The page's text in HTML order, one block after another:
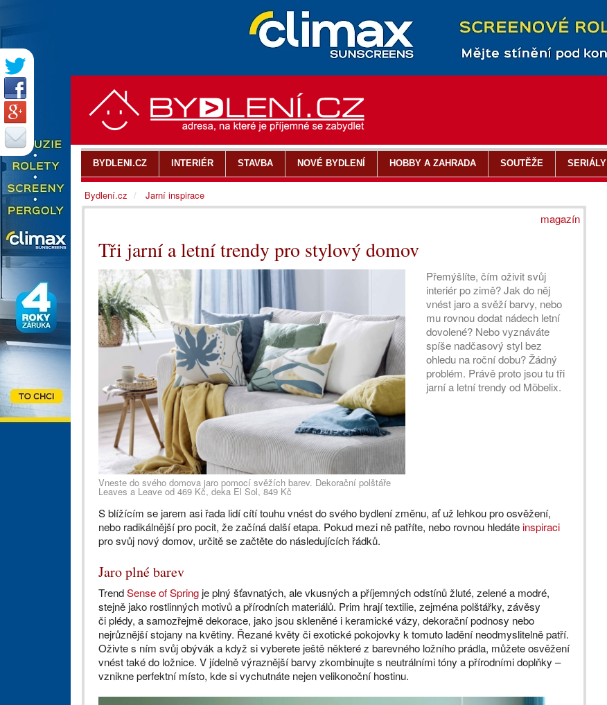
magazín
Tři jarní a letní trendy pro stylový domov
Vneste do svého domova jaro pomocí svěžích barev. Dekorační polštáře
Leaves a Leave od 469 Kč, deka El Sol, 849 Kč
Přemýšlíte, čím oživit svůj
interiér po zimě? Jak do něj
vnést jaro a svěží barvy, nebo
mu rovnou dodat nádech letní
dovolené? Nebo vyznáváte
spíše nadčasový styl bez
ohledu na roční dobu? Žádný
problém. Právě proto jsou tu tři
jarní a letní trendy od Möbelix.
S blížícím se jarem asi řada lidí cítí touhu vnést do svého bydlení změnu, ať už lehkou pro osvěžení,
nebo radikálnější pro pocit, že začíná další etapa. Pokud mezi ně patříte, nebo rovnou hledáte inspiraci
pro svůj nový domov, určitě se začtěte do následujících řádků.
Jaro plné barev
TrendSense of Spring je plný šťavnatých, ale vkusných a příjemných odstínů žluté, zelené a modré,
stejně jako rostlinných motivů a přírodních materiálů. Prim hrají textilie, zejména polštářky, závěsy
či plédy, a samozřejmě dekorace, jako jsou skleněné i keramické vázy, dekorační podnosy nebo
nejrůznější stojany na květiny. Řezané květy či exotické pokojovky k tomuto ladění neodmyslitelně patří.
Oživte s ním svůj obývák a když si vyberete ještě některé z barevného ložního prádla, můžete osvěžení
vnést také do ložnice. V jídelně výraznější barvy zkombinujte s neutrálními tóny a přírodními doplňky –
vznikne perfektní místo, kde si vychutnáte nejen velikonoční hostinu.
BYDLENI.CZ INTERIÉR STAVBA NOVÉ BYDLENÍ HOBBY A ZAHRADA SOUTĚŽE SERIÁLY
Bydlení.cz Jarní inspirace